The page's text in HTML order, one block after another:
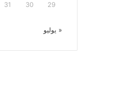
29
30
31
« يوليو